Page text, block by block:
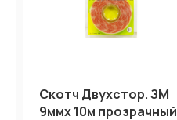
Скотч Двухстор. ЗМ
9ммх 10м прозрачный